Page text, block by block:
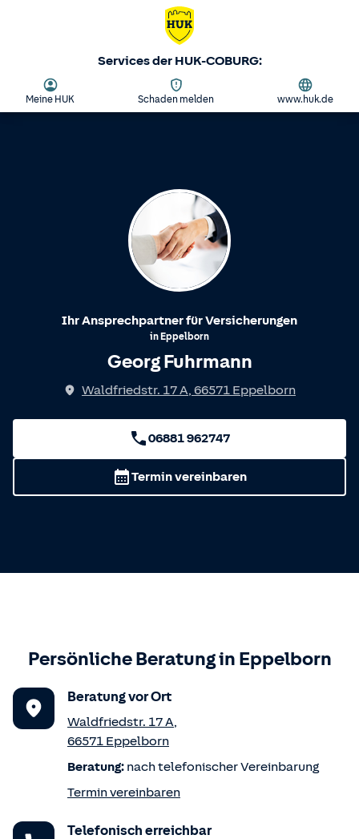
Services der HUK-COBURG:
Meine HUK Schaden melden www.huk.de
Ihr Ansprechpartner für Versicherungen
in Eppelborn
Georg Fuhrmann
Waldfriedstr. 17 A, 66571 Eppelborn
06881 962747
Termin vereinbaren
Persönliche Beratung in Eppelborn
Beratung vor Ort
Waldfriedstr. 17 A,
66571 Eppelborn
Beratung: nach telefonischer Vereinbarung
Termin vereinbaren
Telefonisch erreichbar